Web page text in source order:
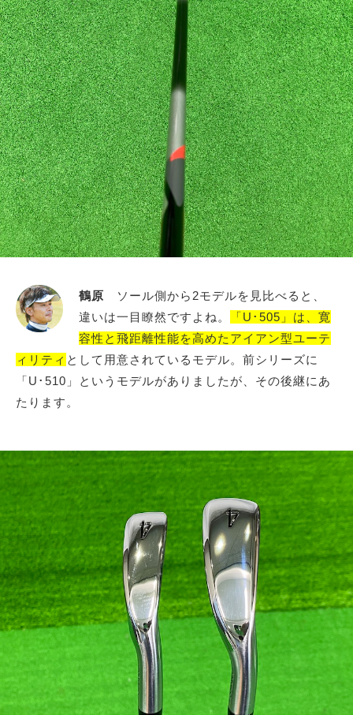
鶴原 ソール側から2モデルを見比べると、
違いは一目瞭然ですよね。
「U･505」は、寛
容性と飛距離性能を高めたアイアン型ユーテ
ィリティ として用意されているモデル。前シリーズに
「U･510」というモデルがありましたが、その後継にあ
たります。